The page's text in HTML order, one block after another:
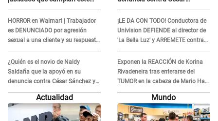
HORROR en Walmart | Trabajador
es DENUNCIADO por agresión
sexual a una cliente y su respuesta
INDIGNÓ A TODOS
¿Quién es el novio de Naldy
Saldaña que la apoyó en su
denuncia contra César Sánchez y
confrontó al dueño de 'La Bella
¡LE DA CON TODO! Conductora de
Univision DEFIENDE al director de
'La Bella Luz' y ARREMETE contra
Naldy Saldaña: “Muchas
amantes...”
Exponen la REACCIÓN de Korina
Rivadeneira tras enterarse del
TUMOR en la cabeza de Mario Hart:
"Ella estaba muy..."
Actualidad Mundo